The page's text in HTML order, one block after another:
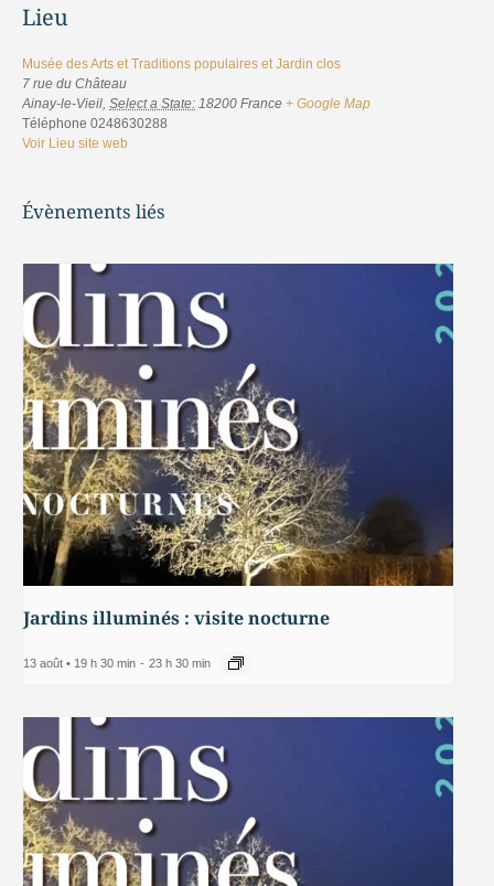
Lieu
Musée des Arts et Traditions populaires et Jardin clos
7 rue du Château
Ainay-le-Vieil Select a State: 18200 France + Google Map
Téléphone 0248630288
Voir Lieu site web
Évènements liés
Jardins illuminés : visite nocturne
13 août • 19 h 30 min - 23 h 30 min